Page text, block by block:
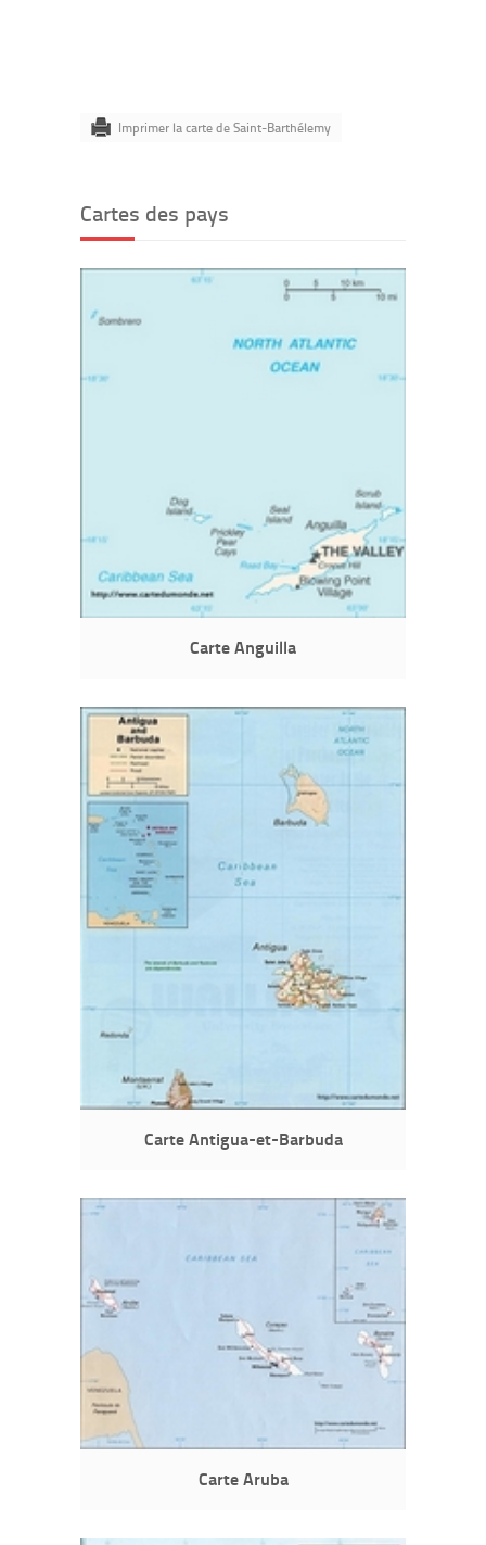
Imprimer la carte de Saint-Barthélemy
Cartes des pays
Carte Anguilla
Carte Antigua-et-Barbuda
Carte Aruba